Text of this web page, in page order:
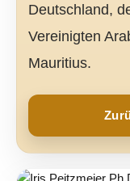
Deutschland,
Vereinigten
Mauritius.